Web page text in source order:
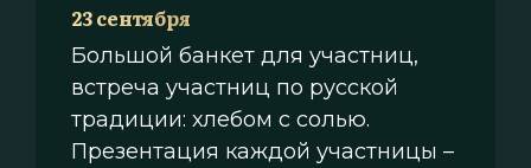
23 сентября
Большой банкет для участниц,
встреча участниц по русской
традиции: хлебом с солью.
Презентация каждой участницы –